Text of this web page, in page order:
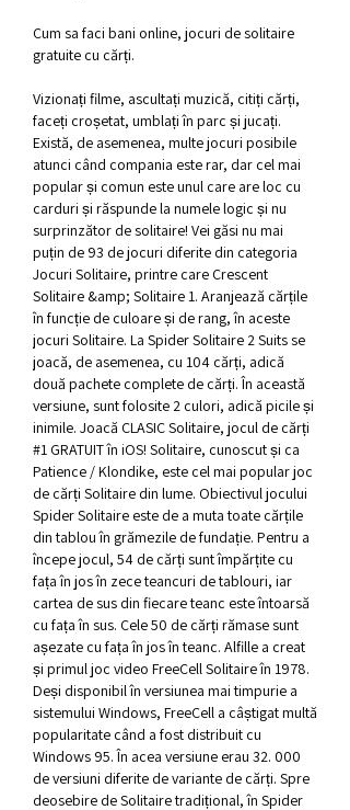
Cum sa faci bani online, jocuri de solitaire
gratuite cu cărți.
Vizionați filme, ascultați muzică, citiți cărți,
faceți croșetat, umblați în parc și jucați.
Există, de asemenea, multe jocuri posibile
atunci când compania este rar, dar cel mai
popular și comun este unul care are loc cu
carduri și răspunde la numele logic și nu
surprinzător de solitaire! Vei găsi nu mai
puțin de 93 de jocuri diferite din categoria
Jocuri Solitaire, printre care Crescent
Solitaire &amp; Solitaire 1. Aranjează cărțile
în funcție de culoare și de rang, în aceste
jocuri Solitaire. La Spider Solitaire 2 Suits se
joacă, de asemenea, cu 104 cărți, adică
două pachete complete de cărți. În această
versiune, sunt folosite 2 culori, adică picile și
inimile. Joacă CLASIC Solitaire, jocul de cărți
#1 GRATUIT în iOS! Solitaire, cunoscut și ca
Patience / Klondike, este cel mai popular joc
de cărți Solitaire din lume. Obiectivul jocului
Spider Solitaire este de a muta toate cărțile
din tablou în grămezile de fundație. Pentru a
începe jocul, 54 de cărți sunt împărțite cu
fața în jos în zece teancuri de tablouri, iar
cartea de sus din fiecare teanc este întoarsă
cu fața în sus. Cele 50 de cărți rămase sunt
așezate cu fața în jos în teanc. Alfille a creat
și primul joc video FreeCell Solitaire în 1978.
Deși disponibil în versiunea mai timpurie a
sistemului Windows, FreeCell a câștigat multă
popularitate când a fost distribuit cu
Windows 95. În acea versiune erau 32. 000
de versiuni diferite de variante de cărți. Spre
deosebire de Solitaire tradițional, în Spider